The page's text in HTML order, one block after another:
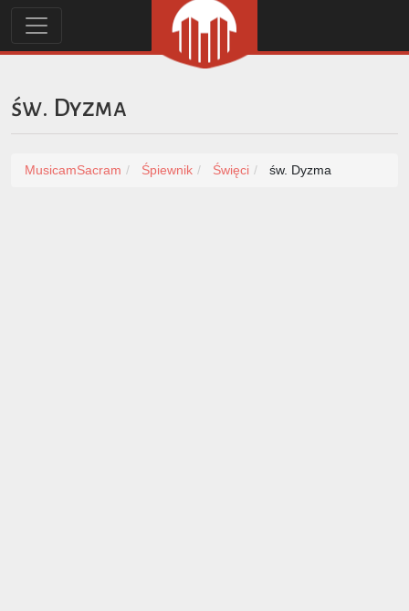
św. Dyzma
MusicamSacram Śpiewnik Święci św. Dyzma